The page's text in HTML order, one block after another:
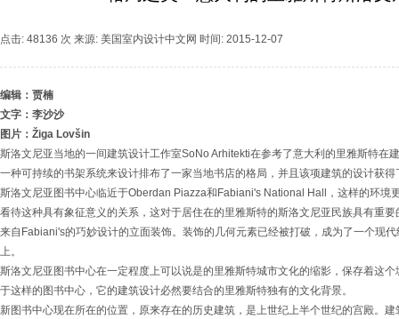
点击: 48136 次 来源: 美国室内设计中文网 时间: 2015-12-07
编辑：贾楠
文字：李沙沙
图片：Žiga Lovšin
斯洛文尼亚当地的一间建筑设计工作室SoNo Arhitekti在参考了意大利的里雅斯特在
一种可持续的书架系统来设计排布了一家当地书店的格局，并且该项建筑的设计获
斯洛文尼亚图书中心临近于Oberdan Piazza和Fabiani's National Hall，这样的环境
看待这种具有象征意义的关系，这对于居住在的里雅斯特的斯洛文尼亚民族具有重
来自Fabiani's的巧妙设计的立面装饰。装饰的几何元素已经被打破，成为了一个现
上。
斯洛文尼亚图书中心在一定程度上可以说是的里雅斯特城市文化的缩影，保存着这
于这样的图书中心，它的建筑设计必然要结合的里雅斯特独有的文化背景。
新图书中心现在所在的位置，原来存在的历史建筑，是上世纪上半个世纪的宫殿。